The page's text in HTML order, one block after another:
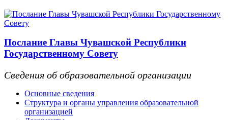
Послание Главы Чувашской Республики
Государственному Совету
Сведения об образовательной организации
Основные сведения
Структура и органы управления образовательной
организацией